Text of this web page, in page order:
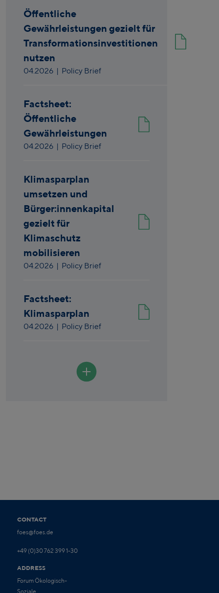
Öffentliche
Gewährleistungen gezielt für
Transformationsinvestitionen
nutzen
04.2026 | Policy Brief
Factsheet:
Öffentliche
Gewährleistungen
04.2026 | Policy Brief
Klimasparplan
umsetzen und
Bürger:innenkapital
gezielt für
Klimaschutz
mobilisieren
04.2026 | Policy Brief
Factsheet:
Klimasparplan
04.2026 | Policy Brief
CONTACT
foes@foes.de
+49 (0)30 762 399 1-30
ADDRESS
Forum Ökologisch-
Soziale